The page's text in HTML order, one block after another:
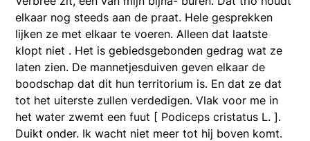
elkaar nog steeds aan de praat. Hele gesprekken
lijken ze met elkaar te voeren. Alleen dat laatste
klopt niet . Het is gebiedsgebonden gedrag wat ze
laten zien. De mannetjesduiven geven elkaar de
boodschap dat dit hun territorium is. En dat ze dat
tot het uiterste zullen verdedigen. Vlak voor me in
het water zwemt een fuut [ Podiceps cristatus L. ].
Duikt onder. Ik wacht niet meer tot hij boven komt.